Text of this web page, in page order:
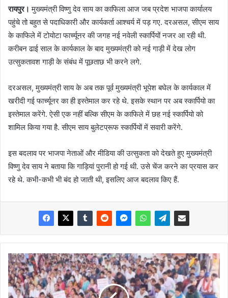
रायपुर। मुख्यमंत्री विष्णु देव साय का काफिला आज जब प्रदेश भाजपा कार्यालय
पहुंचे तो बहुत से पदाधिकारी और कार्यकर्ता आश्चर्य में पड़ गए. दरअसल, सीएम साय
के काफिले में टोयोटा फार्च्यूनर की जगह नई नवेली स्कार्पियों नजर आ रही थी.
करीबन ढाई साल के कार्यकाल के बाद मुख्यमंत्री को नई गाड़ी में देख लोग
उत्सुकतावश गाड़ी के संबंध में पूछताछ भी करने लगे.
दरअसल, मुख्यमंत्री साय के अब तक पूर्व मुख्यमंत्री भूपेश बघेल के कार्यकाल में
खरीदी गई फार्च्यूनर का ही इस्तेमाल कर रहे थे. इसके स्थान पर अब स्कार्पियो का
इस्तेमाल करेंगे. ऐसी एक नहीं बल्कि सीएम के काफिले में छह नई स्कार्पियो को
शामिल किया गया है. सीएम साय बुलेटप्रूफ स्कार्पियों में सवारी करेंगे.
इस बदलाव पर भाजपा नेताओं और मीडिया की उत्सुकता को देखते हुए मुख्यमंत्री
विष्णु देव साय ने बताया कि गाड़ियां पुरानी हो गई थी. उसे चेंज करने का प्रयास कर
रहे थे. कभी-कभी भी बंद हो जाती थी, इसलिए आज बदलाव किए हैं.